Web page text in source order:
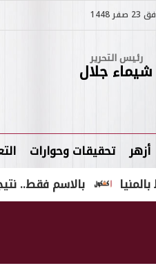
رئيس التحرير
شيماء جلال
أزهر تحقيقات وحوارات
بالاسم فقط.. نتيجة الشهادة